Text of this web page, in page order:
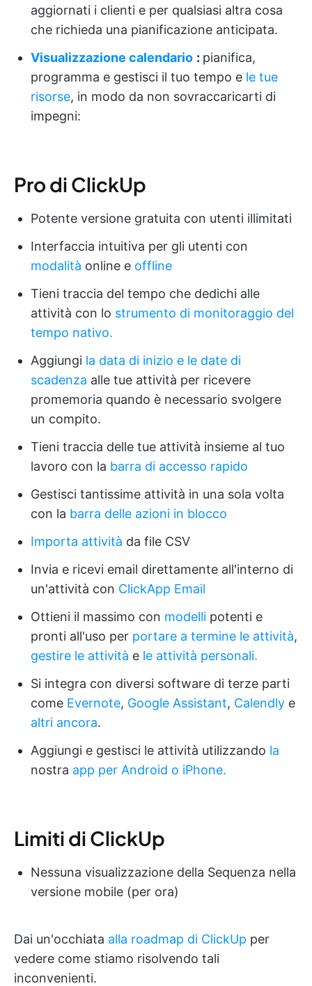
aggiornati i clienti e per qualsiasi altra cosa
che richieda una pianificazione anticipata.
Visualizzazione calendario : pianifica,
programma e gestisci il tuo tempo e le tue
risorse, in modo da non sovraccaricarti di
impegni:
Pro di ClickUp
Potente versione gratuita con utenti illimitati
Interfaccia intuitiva per gli utenti con
modalità online e offline
Tieni traccia del tempo che dedichi alle
attività con lo strumento di monitoraggio del
tempo nativo.
Aggiungi la data di inizio e le date di
scadenza alle tue attività per ricevere
promemoria quando è necessario svolgere
un compito.
Tieni traccia delle tue attività insieme al tuo
lavoro con la barra di accesso rapido
Gestisci tantissime attività in una sola volta
con la barra delle azioni in blocco
Importa attività da file CSV
Invia e ricevi email direttamente all'interno di
un'attività con ClickApp Email
Ottieni il massimo con modelli potenti e
pronti all'uso per portare a termine le attività,
gestire le attività e le attività personali.
Si integra con diversi software di terze parti
come Evernote, Google Assistant, Calendly e
altri ancora.
Aggiungi e gestisci le attività utilizzando la
nostra app per Android o iPhone.
Limiti di ClickUp
Nessuna visualizzazione della Sequenza nella
versione mobile (per ora)
Dai un'occhiata alla roadmap di ClickUp per
vedere come stiamo risolvendo tali
inconvenienti.